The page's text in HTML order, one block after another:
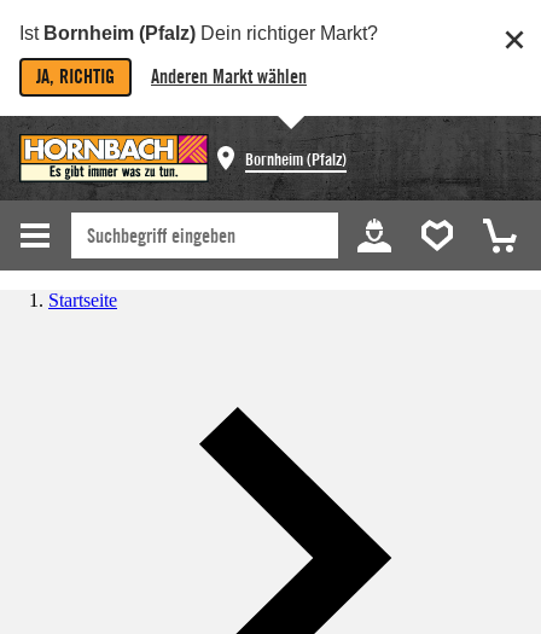
Ist Bornheim (Pfalz) Dein richtiger Markt?
JA, RICHTIG Anderen Markt wählen
Bornheim (Pfalz)
Startseite